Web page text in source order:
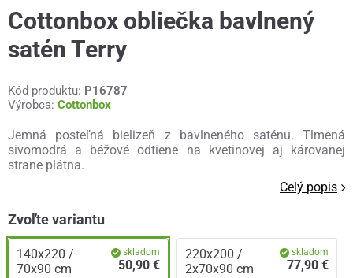
Cottonbox obliečka bavlnený
satén Terry
Kód produktu: P16787
Výrobca: Cottonbox
Jemná posteľná bielizeň z bavlneného saténu. Tlmená
sivomodrá a béžové odtiene na kvetinovej aj károvanej
strane plátna.
Celý popis
Zvoľte variantu
140x220 /
70x90 cm
skladom
50,90 €
220x200 /
2x70x90 cm
skladom
77,90 €